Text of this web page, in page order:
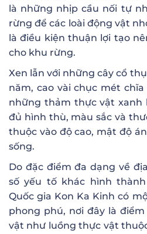
là những nhịp cầu nối tự
rừng để các loài động vật
là điều kiện thuận lợi tạo
cho khu rừng.
Xen lẫn với những cây cổ
năm, cao vài chục mét
những thảm thực vật xanh
đủ hình thù, màu sắc và
thuộc vào độ cao, mật độ
sống.
Do đặc điểm đa dạng về
số yếu tố khác hình
Quốc gia Kon Ka Kinh có
phong phú, nơi đây là
vật như luồng thực vật